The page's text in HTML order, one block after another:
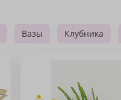
Вазы Клубника